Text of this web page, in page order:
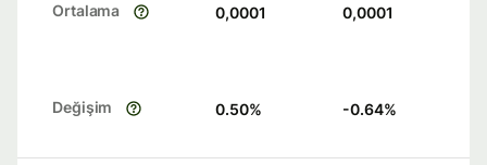
Ortalama 0,0001 0,0001
Değişim 0.50% -0.64%